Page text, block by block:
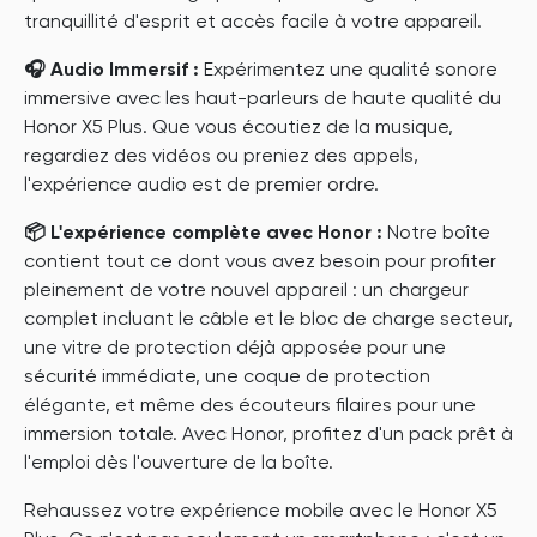
tranquillité d'esprit et accès facile à votre appareil.
🎧 Audio Immersif : Expérimentez une qualité sonore
immersive avec les haut-parleurs de haute qualité du
Honor X5 Plus. Que vous écoutiez de la musique,
regardiez des vidéos ou preniez des appels,
l'expérience audio est de premier ordre.
📦 L'expérience complète avec Honor : Notre boîte
contient tout ce dont vous avez besoin pour profiter
pleinement de votre nouvel appareil : un chargeur
complet incluant le câble et le bloc de charge secteur,
une vitre de protection déjà apposée pour une
sécurité immédiate, une coque de protection
élégante, et même des écouteurs filaires pour une
immersion totale. Avec Honor, profitez d'un pack prêt à
l'emploi dès l'ouverture de la boîte.
Rehaussez votre expérience mobile avec le Honor X5